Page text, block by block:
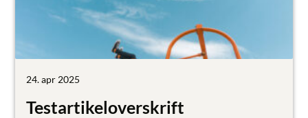
24. apr 2025
Testartikeloverskrift